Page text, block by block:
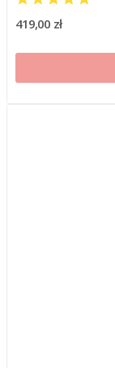
419,00 zł